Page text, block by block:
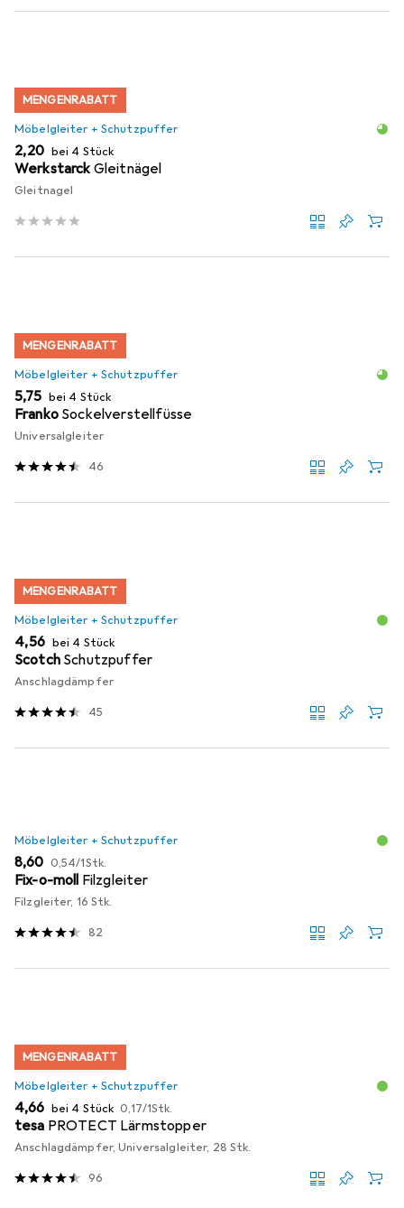
MENGENRABATT
Möbelgleiter + Schutzpuffer
EUR
2,20 bei 4 Stück
WerkstarckGleitnägel
Gleitnagel
MENGENRABATT
Möbelgleiter + Schutzpuffer
EUR
5,75 bei 4 Stück
Franko Sockelverstellfüsse
Universalgleiter
46
MENGENRABATT
Möbelgleiter + Schutzpuffer
EUR
4,56 bei 4 Stück
Scotch Schutzpuffer
Anschlagdämpfer
45
Möbelgleiter + Schutzpuffer
EUR
8,60 EUR
0,54/1Stk.
Fix-o-moll Filzgleiter
Filzgleiter, 16 Stk.
82
MENGENRABATT
Möbelgleiter + Schutzpuffer
EUR
4,66 bei 4 Stück EUR
0,17/1Stk.
tesa PROTECT Lärmstopper
Anschlagdämpfer, Universalgleiter, 28 Stk.
96